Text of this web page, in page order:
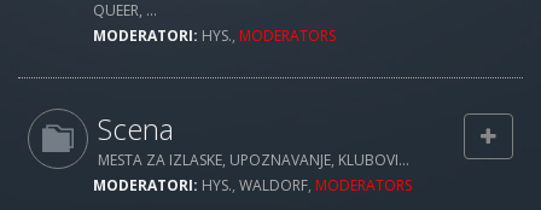
QUEER, ...
MODERATORI: HYS., MODERATORS
Scena
MESTA ZA IZLASKE, UPOZNAVANJE, KLUBOVI...
MODERATORI: HYS., WALDORF, MODERATORS